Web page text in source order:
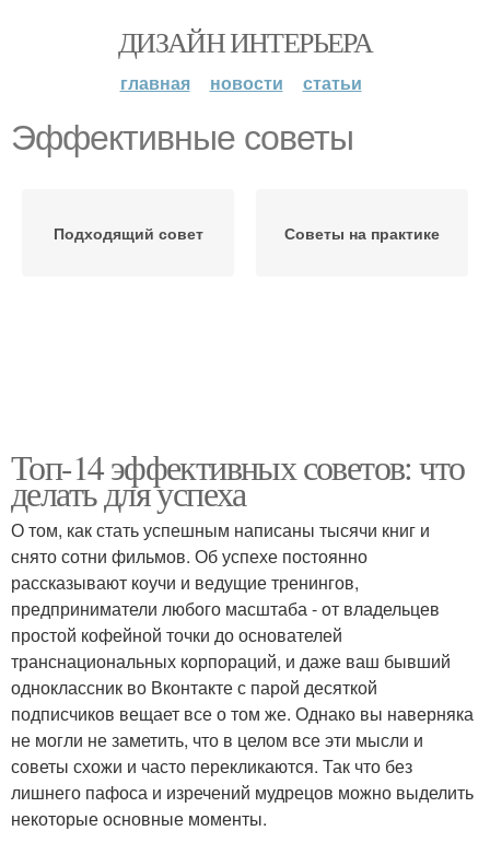
ДИЗАЙН ИНТЕРЬЕРА
главная новости статьи
Эффективные советы
Подходящий совет Советы на практике
Топ-14 эффективных советов: что
делать для успеха
О том, как стать успешным написаны тысячи книг и
снято сотни фильмов. Об успехе постоянно
рассказывают коучи и ведущие тренингов,
предприниматели любого масштаба - от владельцев
простой кофейной точки до основателей
транснациональных корпораций, и даже ваш бывший
одноклассник во Вконтакте с парой десяткой
подписчиков вещает все о том же. Однако вы наверняка
не могли не заметить, что в целом все эти мысли и
советы схожи и часто перекликаются. Так что без
лишнего пафоса и изречений мудрецов можно выделить
некоторые основные моменты.